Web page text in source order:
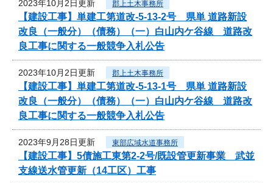
2023年10月2日更新 郡上土木事務所
【建設工事】単建工第道改-5-13-2号 県単 道路新設
改良（一般分）（債務）（一）白山内ケ谷線 道路改
良工事に関する一般競争入札公告
2023年10月2日更新 郡上土木事務所
【建設工事】単建工第道改-5-13-1号 県単 道路新設
改良（一般分）（債務）（一）白山内ケ谷線 道路改
良工事に関する一般競争入札公告
2023年9月28日更新 東部広域水道事務所
【建設工事】5債施工東第2-2号/既設管更新事業 武並
支線送水管更新（14工区）工事